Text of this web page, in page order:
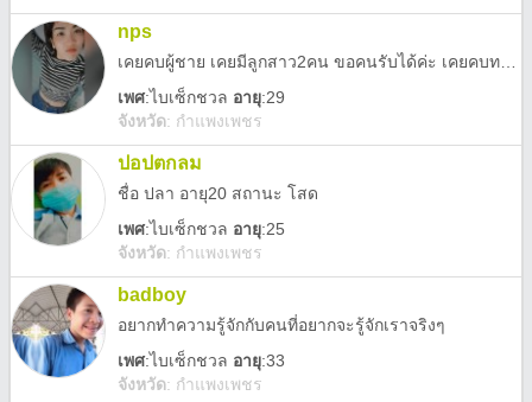
nps
เพศ:ไบเซ็กชวล อายุ:29
จังหวัด: กำแพงเพชร
ปอปตกลม
ชื่อ ปลา อายุ20 สถานะ โสด
เพศ:ไบเซ็กชวล อายุ:25
จังหวัด: กำแพงเพชร
badboy
อยากทำความรู้จักกับคนที่อยากจะรู้จักเราจริงๆ
เพศ:ไบเซ็กชวล อายุ:33
จังหวัด: กำแพงเพชร